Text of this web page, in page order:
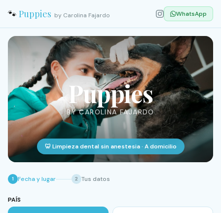
🐾 Puppies by Carolina Fajardo WhatsApp
Puppies
BY CAROLINA FAJARDO
🦷 Limpieza dental sin anestesia · A domicilio
1 Fecha y lugar 2 Tus datos
PAÍS